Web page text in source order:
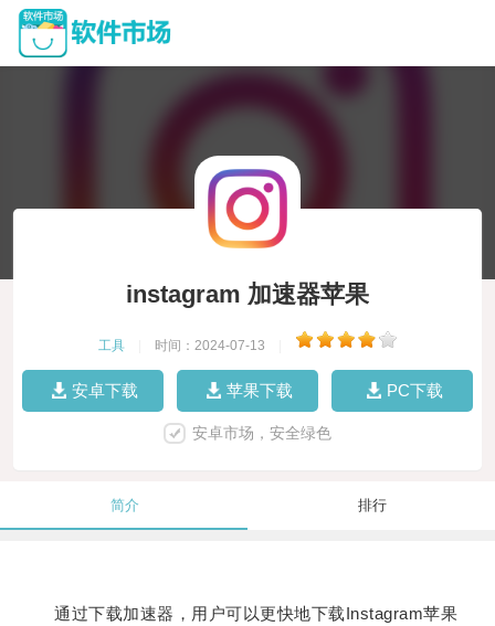
instagram 加速器苹果
工具 时间：2024-07-13
安卓下载 苹果下载 PC下载
安卓市场，安全绿色
简介 排行
通过下载加速器，用户可以更快地下载Instagram苹果